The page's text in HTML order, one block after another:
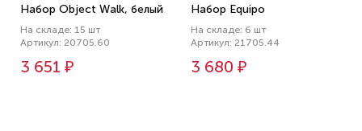
Набор Object Walk, белый
На складе: 15 шт
Артикул: 20705.60
3 651 ₽
Набор Equipo
На складе: 6 шт
Артикул: 21705.44
3 680 ₽